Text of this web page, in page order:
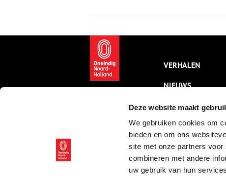
Deze website maakt
We gebruiken cookies om
bieden en om ons
site met onze partners
combineren met andere
uw gebruik van hun
menig dorp in de kop van
VERHALEN
NIEUWS
KALENDER
THEMA’S
ACTIVITEITEN
VIDEO’S